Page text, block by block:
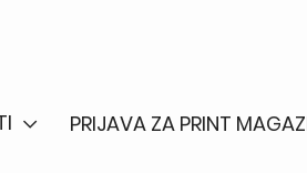
PRIJAVA ZA PRINT